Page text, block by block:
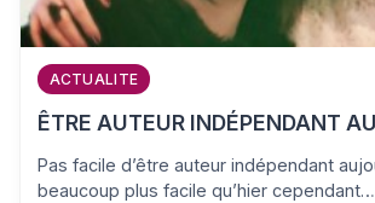
ACTUALITE
ÊTRE AUTEUR INDÉPENDANT
Pas facile d’être auteur indépendant
beaucoup plus facile qu’hier cependant…